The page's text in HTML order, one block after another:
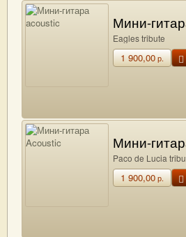
Мини-
Eagles tribute
1 900,00р.
Мини-
Paco de Lucia
1 900,00р.